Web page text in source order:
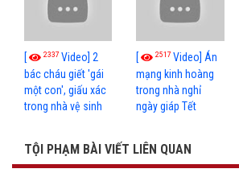
[ 2337 Video] 2
bác cháu giết 'gái
một con', giấu xác
trong nhà vệ sinh
[ 2517Video] Án
mạng kinh hoàng
trong nhà nghỉ
ngày giáp Tết
TỘI PHẠM BÀI VIẾT LIÊN QUAN